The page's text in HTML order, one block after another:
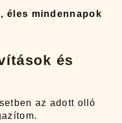
éles mindennapok
és
az adott olló